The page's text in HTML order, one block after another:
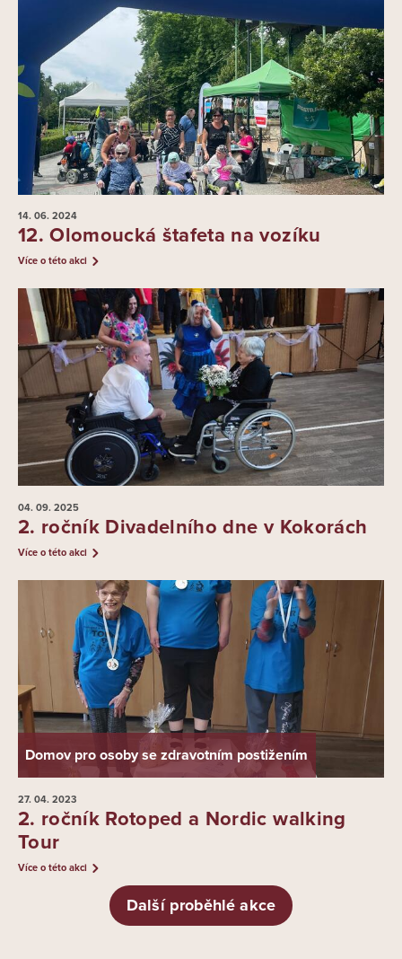
14. 06. 2024
12. Olomoucká štafeta na vozíku
Více o této akci
04. 09. 2025
2. ročník Divadelního dne v Kokorách
Více o této akci
Domov pro osoby se zdravotním postižením
27. 04. 2023
2. ročník Rotoped a Nordic walking
Tour
Více o této akci
Další proběhlé akce